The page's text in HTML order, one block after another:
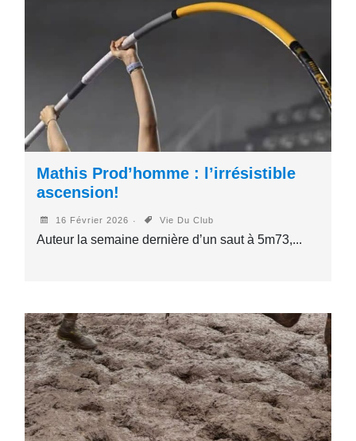
Mathis Prod’homme : l’irrésistible
ascension!
16 Février 2026 Vie Du Club
Auteur la semaine dernière d’un saut à 5m73,...